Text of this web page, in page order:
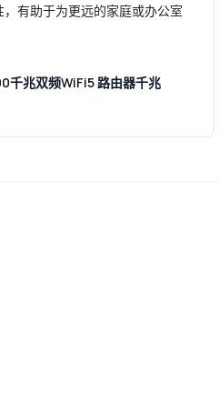
有助于为更远的家庭或办公室
千兆双频WiFi5 路由器千兆